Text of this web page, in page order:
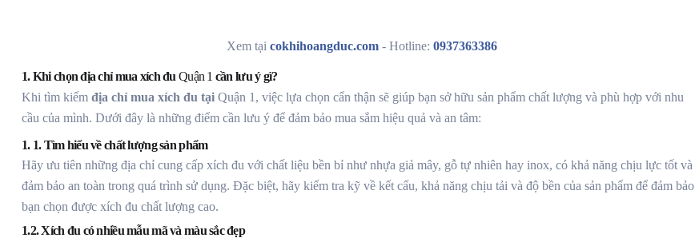
Xem tại cokhihoangduc.com - Hotline: 0937363386
1. Khi chọn địa chỉ mua xích đu Quận 1 cần lưu ý gì?
Khi tìm kiếm địa chỉ mua xích đu tại Quận 1, việc lựa chọn cẩn thận sẽ giúp bạn sở hữu sản phẩm chất lượng và phù hợp với nhu
cầu của mình. Dưới đây là những điểm cần lưu ý để đảm bảo mua sắm hiệu quả và an tâm:
1. 1. Tìm hiểu về chất lượng sản phẩm
Hãy ưu tiên những địa chỉ cung cấp xích đu với chất liệu bền bỉ như nhựa giả mây, gỗ tự nhiên hay inox, có khả năng chịu lực tốt và
đảm bảo an toàn trong quá trình sử dụng. Đặc biệt, hãy kiểm tra kỹ về kết cấu, khả năng chịu tải và độ bền của sản phẩm để đảm bảo
bạn chọn được xích đu chất lượng cao.
1.2. Xích đu có nhiều mẫu mã và màu sắc đẹp